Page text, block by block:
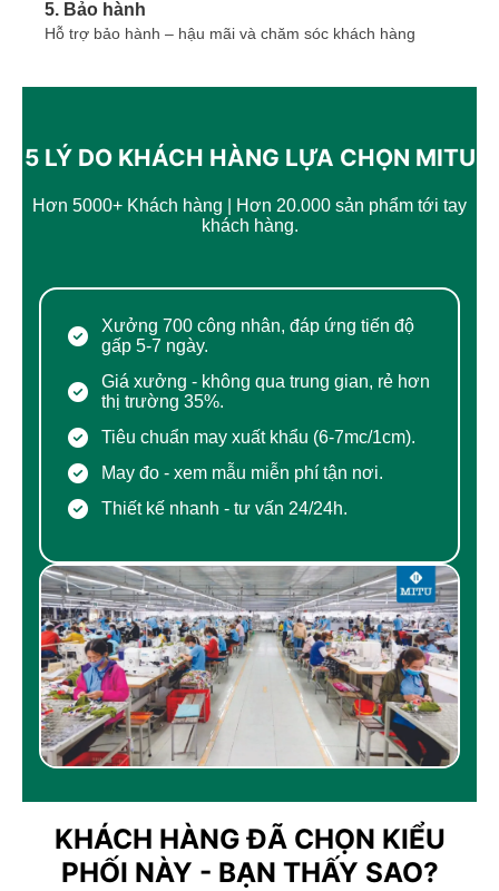
CHÍNH SÁCH VẬN CHUYỂN
Hàng được đóng thùng + Bọc màng co chắc chắn.
5. Bảo hành
Hỗ trợ bảo hành – hậu mãi và chăm sóc khách hàng
5 LÝ DO KHÁCH HÀNG LỰA CHỌN MITU
Hơn 5000+ Khách hàng | Hơn 20.000 sản phẩm tới tay
khách hàng.
Xưởng 700 công nhân, đáp ứng tiến độ
gấp 5-7 ngày.
Giá xưởng - không qua trung gian, rẻ hơn
thị trường 35%.
Tiêu chuẩn may xuất khẩu (6-7mc/1cm).
May đo - xem mẫu miễn phí tận nơi.
Thiết kế nhanh - tư vấn 24/24h.
KHÁCH HÀNG ĐÃ CHỌN KIỂU
PHỐI NÀY - BẠN THẤY SAO?